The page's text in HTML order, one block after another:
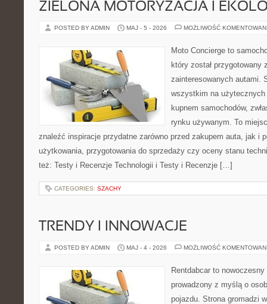
ZIELONA MOTORYZACJA I
POSTED BY ADMIN MAJ - 5 - 2026 MOŻLIWOŚĆ
Moto Concierge to
który został przygotowany
zainteresowanych autami.
wszystkim na
kupnem samochodów,
rynku używanym. To
znaleźć inspiracje przydatne zarówno przed zakupem auta, jak i
użytkowania, przygotowania do sprzedaży czy oceny stanu
też: Testy i Recenzje Technologii i Testy i Recenzje […]
CATEGORIES: SZACHY
TRENDY I INNOWACJE
POSTED BY ADMIN MAJ - 4 - 2026 MOŻLIWOŚĆ
Rentdabcar to
prowadzony z myślą o
pojazdu. Strona gromadzi